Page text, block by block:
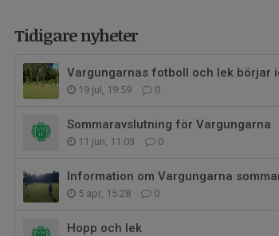
Tidigare nyheter
Vargungarnas fotboll och lek börjar
19 jul, 19:59 0
Sommaravslutning för Vargungarna
11 jun, 11:03 0
Information om Vargungarna
5 apr, 15:28 0
Hopp och lek